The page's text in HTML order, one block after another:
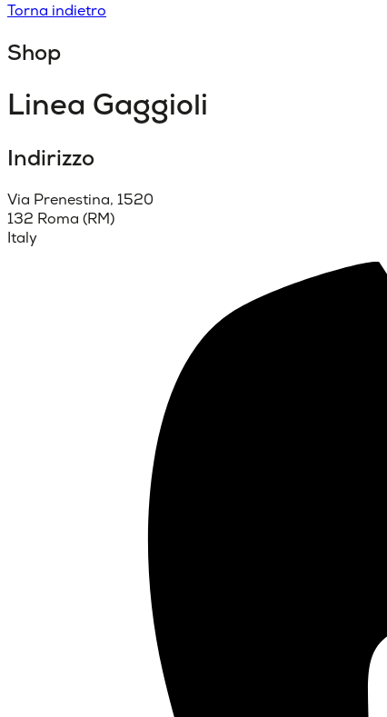
Torna indietro
Shop
Linea Gaggioli
Indirizzo
Via Prenestina, 1520
132 Roma (RM)
Italy